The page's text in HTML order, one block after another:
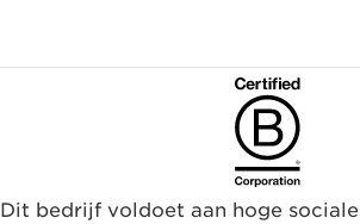
Dit bedrijf voldoet aan hoge sociale